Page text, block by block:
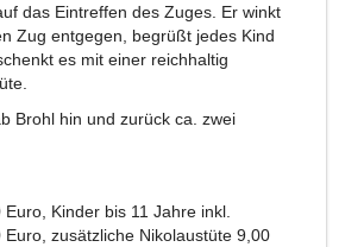
das Eintreffen des Zuges. Er winkt
Zug entgegen, begrüßt jedes Kind
es mit einer reichhaltig
Brohl hin und zurück ca. zwei
Kinder bis 11 Jahre inkl.
Euro, zusätzliche Nikolaustüte 9,00